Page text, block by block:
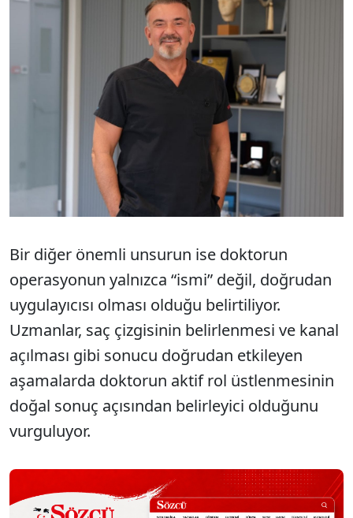
Bir diğer önemli unsurun ise doktorun
operasyonun yalnızca “ismi” değil, doğrudan
uygulayıcısı olması olduğu belirtiliyor.
Uzmanlar, saç çizgisinin belirlenmesi ve kanal
açılması gibi sonucu doğrudan etkileyen
aşamalarda doktorun aktif rol üstlenmesinin
doğal sonuç açısından belirleyici olduğunu
vurguluyor.